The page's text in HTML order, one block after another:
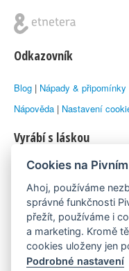
Odkazovník
Blog | Nápady & připomínky
Nápověda | Nastavení
Vyrábí s láskou
© 2010–2026 byLukáš
Máme rádi
Pivní.info
Poznámka pod čarou
Cookies na
Ahoj, používáme
správné funkčnosti
přežít, používáme i
a marketing. Kromě
cookies uloženy jen
Podrobné nastavení